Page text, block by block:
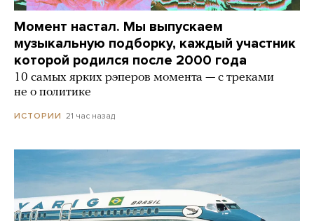
Момент настал. Мы выпускаем
музыкальную подборку, каждый участник
которой родился после 2000 года
10 самых ярких рэперов момента — с треками
не о политике
ИСТОРИИ 21 час назад